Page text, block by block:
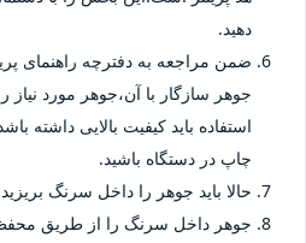
دهید.
ضمن مراجعه به دفترچه راهنمای
جوهر سازگار با آن،جوهر مورد نیاز
استفاده باید کیفیت بالایی داشته
چاپ در دستگاه باشید.
حالا باید جوهر را داخل سرنگ
جوهر داخل سرنگ را از طریق